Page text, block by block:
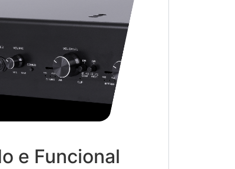
e Funcional